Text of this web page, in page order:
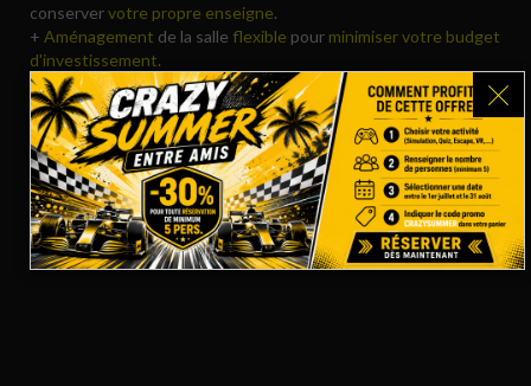
conservervotre propre enseigne.
+ Aménagement de la salle flexible pour minimiser votre budget
d'investissement.
+Pas de masse salariale supplémentaire
(solution automatisée).
+ Une base de données dechansons mises à jour
automatiquement.
+Le seul Blind Test avec une présentateur interactifpour
assurer une ambiance endiablée.